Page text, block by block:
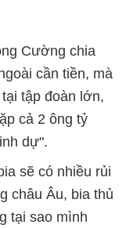
Cường chia
cần tiền, mà
tập đoàn lớn,
cả 2 ông tỷ
dự".
sẽ có nhiều rủi
châu Âu, bia thủ
tại sao mình